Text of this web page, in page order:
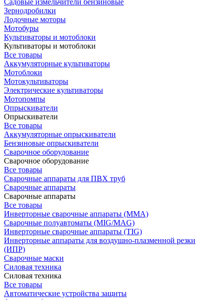
Садовые измельчители бензиновые
Зернодробилки
Лодочные моторы
Мотобуры
Культиваторы и мотоблоки
Культиваторы и мотоблоки
Все товары
Аккумуляторные культиваторы
Мотоблоки
Мотокультиваторы
Электрические культиваторы
Мотопомпы
Опрыскиватели
Опрыскиватели
Все товары
Аккумуляторные опрыскиватели
Бензиновые опрыскиватели
Сварочное оборудование
Сварочное оборудование
Все товары
Сварочные аппараты для ПВХ труб
Сварочные аппараты
Сварочные аппараты
Все товары
Инверторные сварочные аппараты (ММА)
Сварочные полуавтоматы (MIG/MAG)
Инверторные сварочные аппараты (TIG)
Инверторные аппараты для воздушно-плазменной резки
(ИПР)
Сварочные маски
Силовая техника
Силовая техника
Все товары
Автоматические устройства защиты